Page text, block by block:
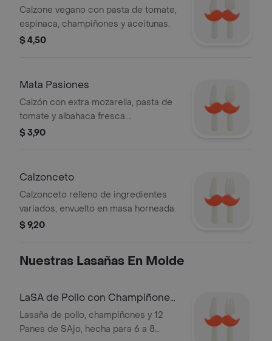
Calzone vegano con pasta de tomate,
espinaca, champiñones y aceitunas.
$ 4,50
Mata Pasiones
Calzón con extra mozarella, pasta de
tomate y albahaca fresca.
Ingredientes adicionales a elección.
$ 3,90
Calzonceto
Calzonceto relleno de ingredientes
variados, envuelto en masa horneada.
$ 9,20
Nuestras Lasañas En Molde
LaSA de Pollo con Champiñones
en Molde
Lasaña de pollo, champiñones y 12
Panes de SAjo, hecha para 6 a 8